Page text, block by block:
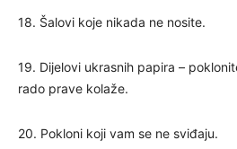
18. Šalovi koje nikada ne nosite.
19. Dijelovi ukrasnih papira –
rado prave kolaže.
20. Pokloni koji vam se ne sviđaju.